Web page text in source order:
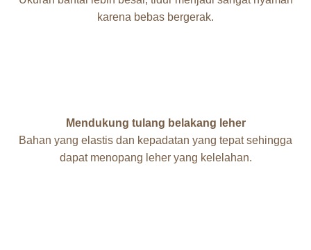
karena bebas bergerak.
Mendukung tulang belakang leher
Bahan yang elastis dan kepadatan yang tepat sehingga
dapat menopang leher yang kelelahan.